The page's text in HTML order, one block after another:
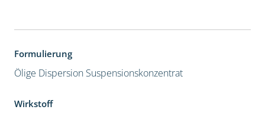
Formulierung
Ölige Dispersion Suspensionskonzentrat
Wirkstoff